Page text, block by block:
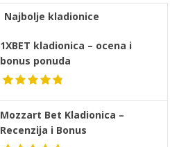
Najbolje kladionice
1XBET kladionica – ocena i
bonus ponuda
Mozzart Bet Kladionica –
Recenzija i Bonus